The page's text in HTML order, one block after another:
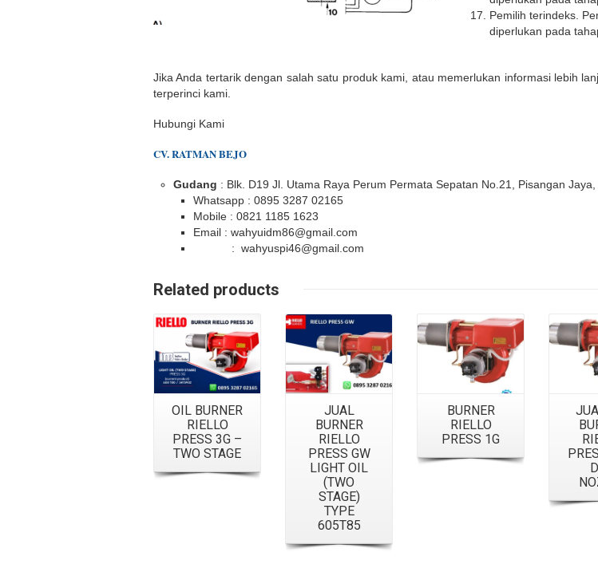
Pemilih terindeks.
diperlukan pada
Jika Anda tertarik dengan salah satu produk kami, atau memerlukan informasi lebih
terperinci kami.
Hubungi Kami
CV. RATMAN BEJO
Gudang : Blk. D19 Jl. Utama Raya Perum Permata Sepatan No.21, Pisangan
Whatsapp : 0895 3287 02165
Mobile : 0821 1185 1623
Email : wahyuidm86@gmail.com
: wahyuspi46@gmail.com
Related products
Details
OIL BURNER
RIELLO
PRESS 3G –
TWO STAGE
JUAL
BURNER
RIELLO
PRESS GW
LIGHT OIL
(TWO
STAGE)
TYPE
605T85
BURNER
RIELLO
PRESS 1G